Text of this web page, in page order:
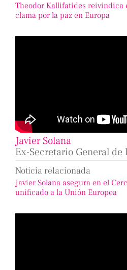
Theodor Kallifatides reivindica
clama por la paz en Europa
Javier Solana
Ex-Secretario General de
Noticia relacionada
Javier Solana asegura en el
unificado a la Unión Europea